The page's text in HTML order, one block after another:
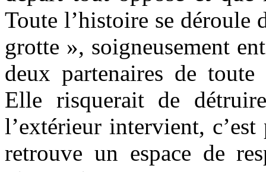
Toute l’histoire se déroule
grotte », soigneusement
deux partenaires de
Elle risquerait de
l’extérieur intervient,
retrouve un espace de